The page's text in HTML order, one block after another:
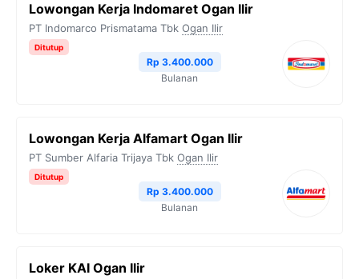
Lowongan Kerja Indomaret Ogan Ilir
PT Indomarco Prismatama Tbk Ogan Ilir
Ditutup
Rp 3.400.000
Bulanan
Lowongan Kerja Alfamart Ogan Ilir
PT Sumber Alfaria Trijaya Tbk Ogan Ilir
Ditutup
Rp 3.400.000
Bulanan
Loker KAI Ogan Ilir